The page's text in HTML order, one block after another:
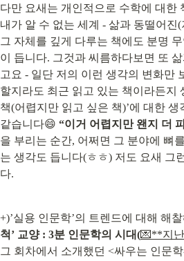
다만 요새는 개인적으로 수학에 대한
내가 알 수 없는 세계 - 삶과 동떨어진
그 자체를 깊게 다루는 책에도 분명
이 듭니다. 그것과 씨름하다보면 또
고요 - 일단 저의 이런 생각의 변화만
할지라도 최근 읽고 있는 책이라든지
책(어렵지만 읽고 싶은 책)’에 대한
같습니다😄 “이거 어렵지만 왠지 더
을 부리는 순간, 어쩌면 그 분야에 뼈
는 생각도 듭니다(ㅎㅎ) 저도 요새 그
다.
+)’실용 인문학’의 트렌드에 대해 해
척’ 교양 : 3분 인문학의 시대(💌**지
그 회차에서 소개했던 <싸우는 인문